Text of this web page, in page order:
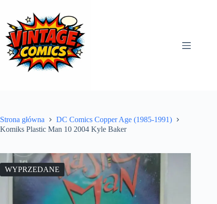
treści
Strona główna
DC Comics Copper Age (1985-1991)
Komiks Plastic Man 10 2004 Kyle Baker
WYPRZEDANE